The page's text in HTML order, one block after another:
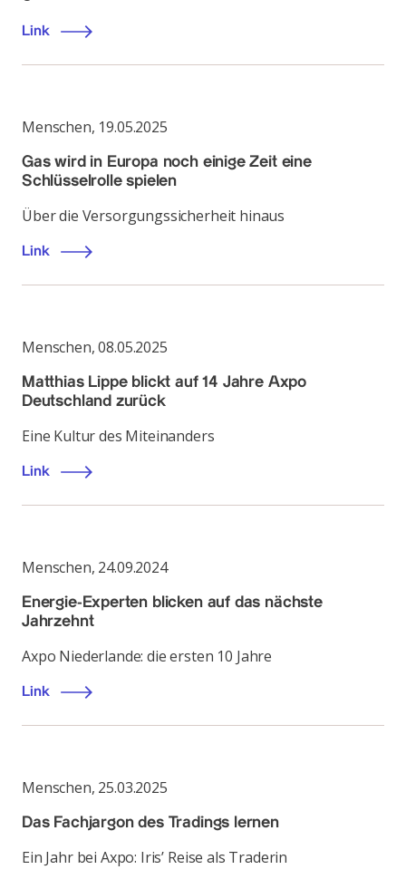
Link
Menschen, 19.05.2025
Gas wird in Europa noch einige Zeit eine
Schlüsselrolle spielen
Über die Versorgungssicherheit hinaus
Link
Menschen,08.05.2025
Matthias Lippe blickt auf 14 Jahre Axpo
Deutschland zurück
Eine Kultur des Miteinanders
Link
Menschen, 24.09.2024
Energie-Experten blicken auf das nächste
Jahrzehnt
Axpo Niederlande: die ersten 10 Jahre
Link
Menschen, 25.03.2025
Das Fachjargon des Tradings lernen
Ein Jahr bei Axpo: Iris’ Reise als Traderin